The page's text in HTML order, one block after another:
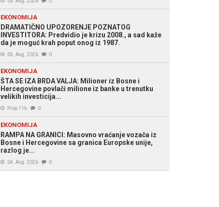
EKONOMIJA
DRAMATIČNO UPOZORENJE POZNATOG
INVESTITORA: Predvidio je krizu 2008., a sad kaže
da je moguć krah poput onog iz 1987.
05. Avg. 2026 0
EKONOMIJA
ŠTA SE IZA BRDA VALJA: Milioner iz Bosne i
Hercegovine povlači milione iz banke u trenutku
velikih investicija...
Prije 11h 0
EKONOMIJA
RAMPA NA GRANICI: Masovno vraćanje vozača iz
Bosne i Hercegovine sa granica Europske unije,
razlog je...
04. Avg. 2026 0